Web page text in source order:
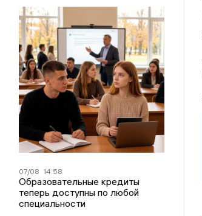
07/08 14:58
Образовательные кредиты
теперь доступны по любой
специальности